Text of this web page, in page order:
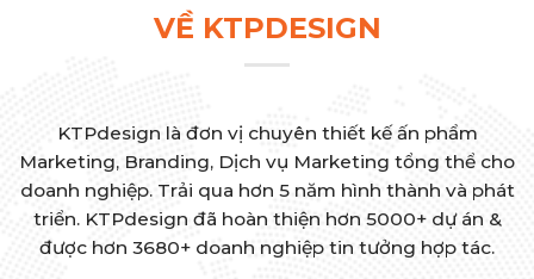
Marketing, Branding, Dịch vụ Marketing tổng thể cho
doanh nghiệp. Trải qua hơn 5 năm hình thành và phát
triển. KTPdesign đã hoàn thiện hơn 5000+ dự án &
được hơn 3680+ doanh nghiệp tin tưởng hợp tác.